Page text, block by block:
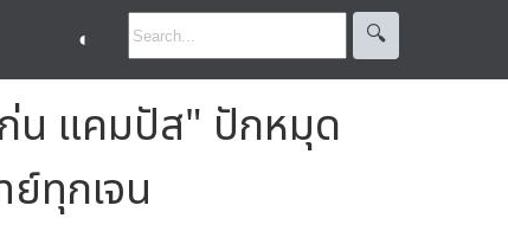
◐ 🔍︎
ก่น แคมปัส" ปักหมุด
ทุกเจน